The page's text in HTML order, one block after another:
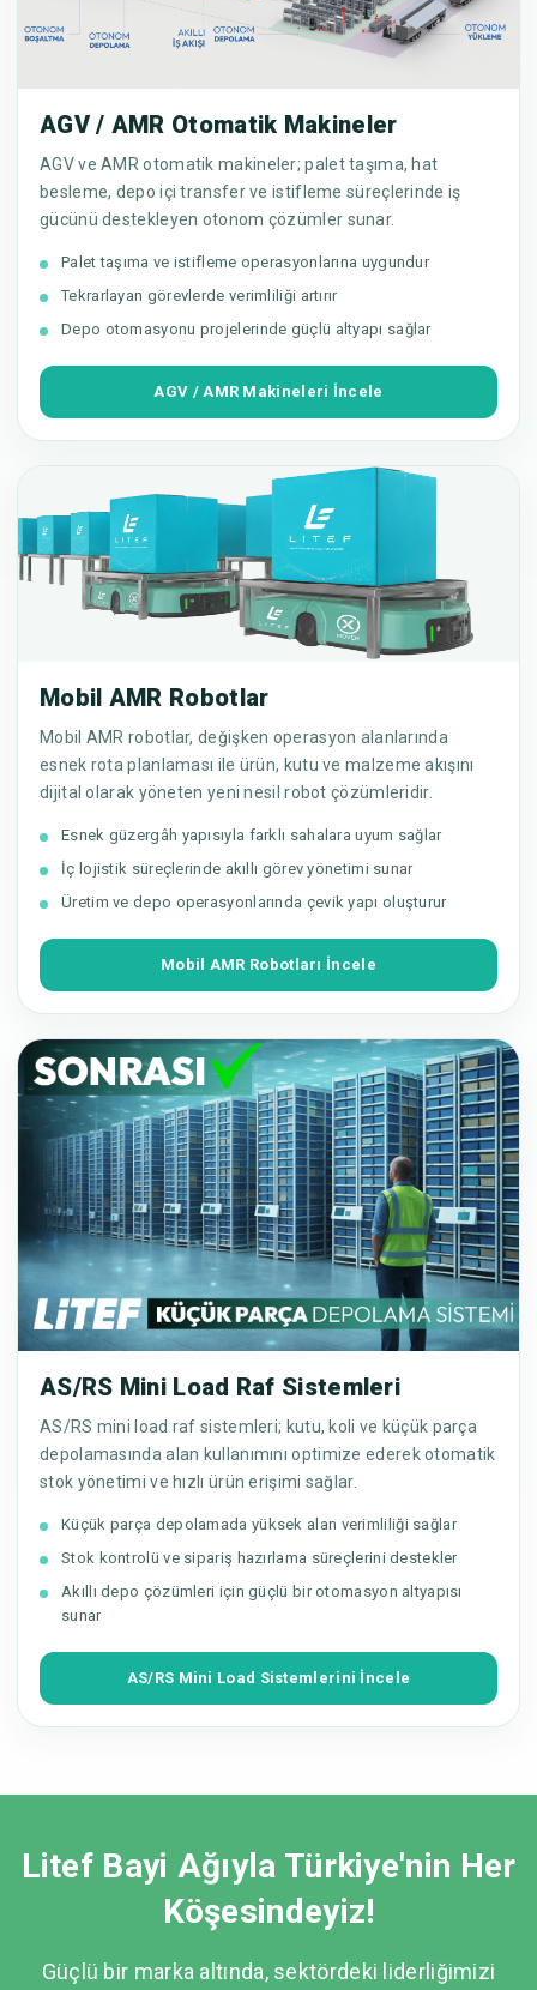
AGV / AMR Otomatik Makineler
AGV ve AMR otomatik makineler; palet taşıma, hat
besleme, depo içi transfer ve istifleme süreçlerinde iş
gücünü destekleyen otonom çözümler sunar.
Palet taşıma ve istifleme operasyonlarına uygundur
Tekrarlayan görevlerde verimliliği artırır
Depo otomasyonu projelerinde güçlü altyapı sağlar
AGV / AMR Makineleri İncele
Mobil AMR Robotlar
Mobil AMR robotlar, değişken operasyon alanlarında
esnek rota planlaması ile ürün, kutu ve malzeme akışını
dijital olarak yöneten yeni nesil robot çözümleridir.
Esnek güzergâh yapısıyla farklı sahalara uyum sağlar
İç lojistik süreçlerinde akıllı görev yönetimi sunar
Üretim ve depo operasyonlarında çevik yapı oluşturur
Mobil AMR Robotları İncele
AS/RS Mini Load Raf Sistemleri
AS/RS mini load raf sistemleri; kutu, koli ve küçük parça
depolamasında alan kullanımını optimize ederek otomatik
stok yönetimi ve hızlı ürün erişimi sağlar.
Küçük parça depolamada yüksek alan verimliliği sağlar
Stok kontrolü ve sipariş hazırlama süreçlerini destekler
Akıllı depo çözümleri için güçlü bir otomasyon altyapısı
sunar
AS/RS Mini Load Sistemlerini İncele
Litef Bayi Ağıyla Türkiye'nin Her
Köşesindeyiz!
Güçlü bir marka altında, sektördeki liderliğimizi